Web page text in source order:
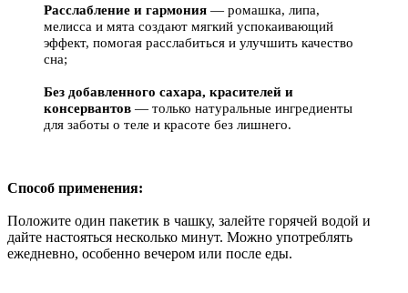
Расслабление и гармония — ромашка, липа,
мелисса и мята создают мягкий успокаивающий
эффект, помогая расслабиться и улучшить качество
сна;
Без добавленного сахара, красителей и
консервантов — только натуральные ингредиенты
для заботы о теле и красоте без лишнего.
Способ применения:
Положите один пакетик в чашку, залейте горячей водой и
дайте настояться несколько минут. Можно употреблять
ежедневно, особенно вечером или после еды.